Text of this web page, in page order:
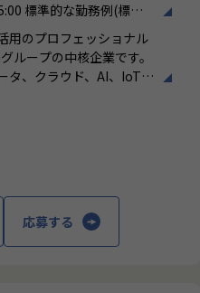
たデータプラットフォー
ェクトに一気通貫で関わ
せします。開発だけでな
広い経験に基づくスキル
をする立場であり、要件
同様で、大手企業を中心
れる機会も多く、東京で
標準的な勤務例(標準
制（コアタイムあり）
有（月平均19時間）
用のプロフェッショナル
ループの中核企業です。
タ、クラウド、AI、IoTを
拡張しています。
となっており、30年以
技術力、高度な分析ノ
応募する